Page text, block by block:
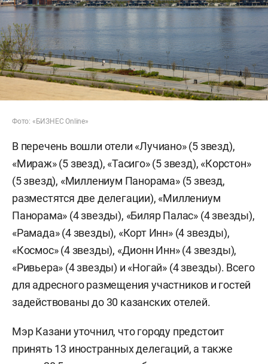
Фото: «БИЗНЕС Online»
В перечень вошли отели «Лучиано» (5 звезд),
«Мираж» (5 звезд), «Тасиго» (5 звезд), «Корстон»
(5 звезд), «Миллениум Панорама» (5 звезд,
разместятся две делегации), «Миллениум
Панорама» (4 звезды), «Биляр Палас» (4 звезды),
«Рамада» (4 звезды), «Корт Инн» (4 звезды),
«Космос» (4 звезды), «Дионн Инн» (4 звезды),
«Ривьера» (4 звезды) и «Ногай» (4 звезды). Всего
для адресного размещения участников и гостей
задействованы до 30 казанских отелей.
Мэр Казани уточнил, что городу предстоит
принять 13 иностранных делегаций, а также